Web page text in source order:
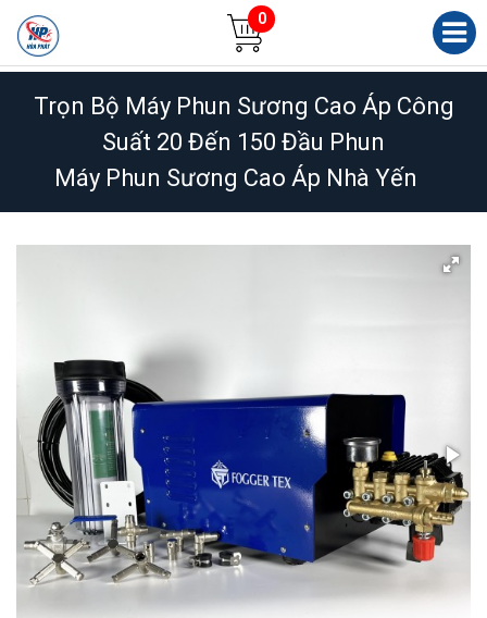
0
Trọn Bộ Máy Phun Sương Cao Áp Công
Suất 20 Đến 150 Đầu Phun
Máy Phun Sương Cao Áp Nhà Yến